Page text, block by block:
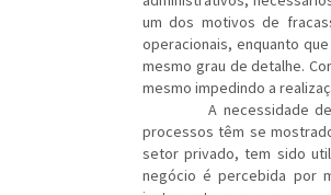
um dos motivos de
operacionais, enquanto
mesmo grau de detalhe.
mesmo impedindo a
A necessidade de
processos têm se
setor privado, tem sido
negócio é percebida por